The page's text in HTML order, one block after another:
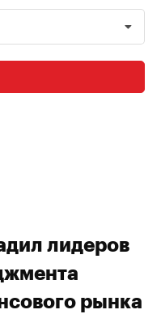
лидеров
рынка